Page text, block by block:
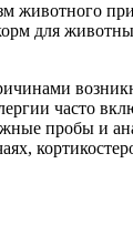
для
часто
пробы и